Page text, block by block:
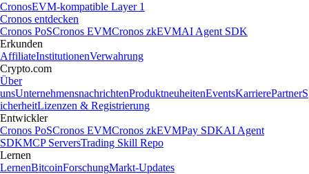
CronosEVM-kompatible Layer 1
Cronos entdecken
Cronos PoSCronos EVMCronos zkEVMAI Agent SDK
Erkunden
AffiliateInstitutionenVerwahrung
Crypto.com
Über
unsUnternehmensnachrichtenProduktneuheitenEventsKarrierePartnerS
icherheitLizenzen & Registrierung
Entwickler
Cronos PoSCronos EVMCronos zkEVMPay SDKAI Agent
SDKMCP ServersTrading Skill Repo
Lernen
LernenBitcoinForschungMarkt-Updates